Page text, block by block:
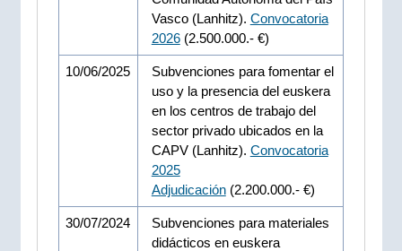
Vasco (Lanhitz). Convocatoria
2026(2.500.000.- €)
10/06/2025
Subvenciones para fomentar el
uso y la presencia del euskera
en los centros de trabajo del
sector privado ubicados en la
CAPV (Lanhitz). Convocatoria
2025
Adjudicación(2.200.000.- €)
30/07/2024
Subvenciones para materiales
didácticos en euskera